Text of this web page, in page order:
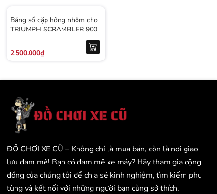
Bảng số cặp hông nhôm cho
TRIUMPH SCRAMBLER 900
2.500.000₫
ĐỒ CHƠI XE CŨ – Không chỉ là mua bán, còn là nơi giao
lưu đam mê! Bạn có đam mê xe máy? Hãy tham gia cộng
đồng của chúng tôi để chia sẻ kinh nghiệm, tìm kiếm phụ
tùng và kết nối với những người bạn cùng sở thích.